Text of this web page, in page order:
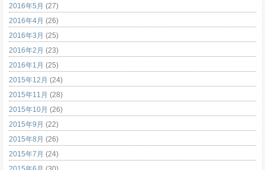
2016年5月 (27)
2016年4月 (26)
2016年3月 (25)
2016年2月 (23)
2016年1月 (25)
2015年12月 (24)
2015年11月 (28)
2015年10月 (26)
2015年9月 (22)
2015年8月 (26)
2015年7月 (24)